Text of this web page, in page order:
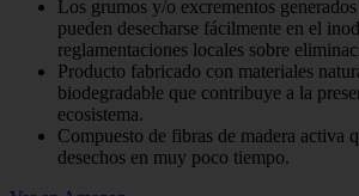
Los grumos y/o excrementos
pueden desecharse fácilmente en el
reglamentaciones locales sobre
Producto fabricado con materiales
biodegradable que contribuye a la
ecosistema.
Compuesto de fibras de madera activa
desechos en muy poco tiempo.